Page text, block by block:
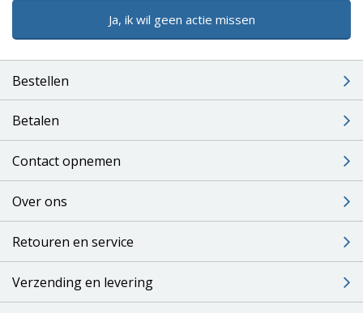
Ja, ik wil geen actie missen
Bestellen
Betalen
Contact opnemen
Over ons
Retouren en service
Verzending en levering